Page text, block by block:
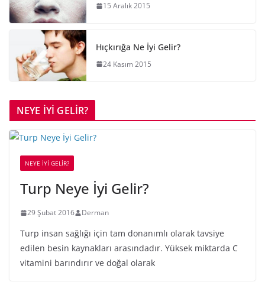
15 Aralık 2015
Hıçkırığa Ne İyi Gelir?
24 Kasım 2015
NEYE İYİ GELİR?
NEYE İYİ GELİR?
Turp Neye İyi Gelir?
29 Şubat 2016 Derman
Turp insan sağlığı için tam donanımlı olarak tavsiye
edilen besin kaynakları arasındadır. Yüksek miktarda C
vitamini barındırır ve doğal olarak